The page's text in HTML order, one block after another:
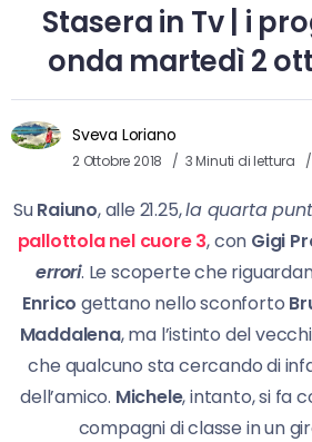
Stasera in Tv | i
onda martedì 2
Sveva Loriano
2 Ottobre 2018 3 Minuti di lettura
SuRaiuno, alle 21.25,la quarta
pallottola nel cuore 3, con Gigi
errori. Le scoperte che
Enrico gettano nello sconforto
Maddalena, ma l’istinto del
che qualcuno sta cercando di
dell’amico. Michele, intanto, si fa
compagni di classe in un